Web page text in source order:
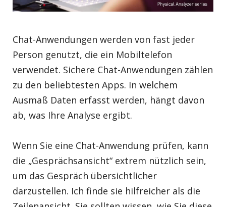
Chat-Anwendungen werden von fast jeder
Person genutzt, die ein Mobiltelefon
verwendet. Sichere Chat-Anwendungen zählen
zu den beliebtesten Apps. In welchem
Ausmaß Daten erfasst werden, hängt davon
ab, was Ihre Analyse ergibt.
Wenn Sie eine Chat-Anwendung prüfen, kann
die „Gesprächsansicht“ extrem nützlich sein,
um das Gespräch übersichtlicher
darzustellen. Ich finde sie hilfreicher als die